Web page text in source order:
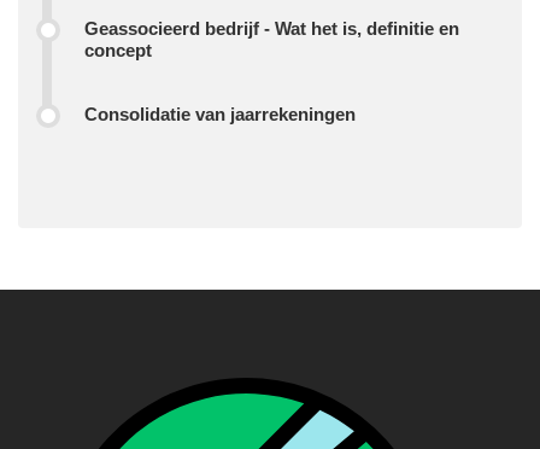
Geassocieerd bedrijf - Wat het is, definitie en
concept
Consolidatie van jaarrekeningen